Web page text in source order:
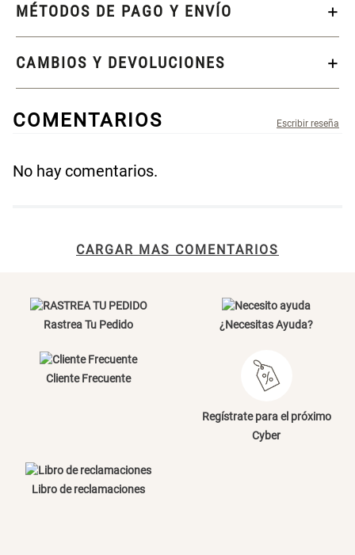
MÉTODOS DE PAGO Y ENVÍO
CAMBIOS Y DEVOLUCIONES
COMENTARIOS
Escribe un comentario
ENVIAR COMENTARIO
No hay comentarios.
CARGAR MAS COMENTARIOS
Rastrea Tu Pedido ¿Necesitas Ayuda?
Cliente Frecuente
Regístrate para el próximo
Cyber
Libro de reclamaciones